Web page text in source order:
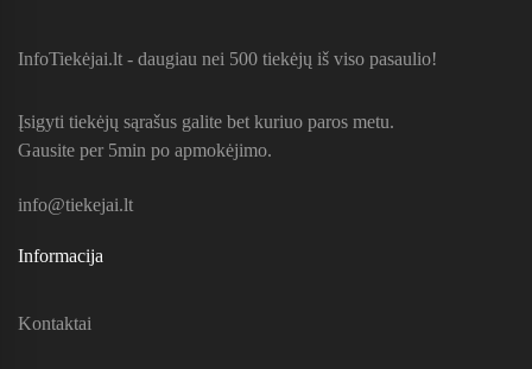
InfoTiekėjai.lt - daugiau nei 500 tiekėjų iš viso pasaulio!
Įsigyti tiekėjų sąrašus galite bet kuriuo paros metu.
Gausite per 5min po apmokėjimo.
info@tiekejai.lt
Informacija
Kontaktai